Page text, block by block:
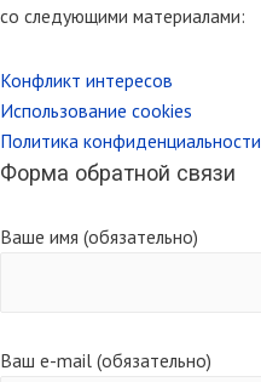
со следующими материалами:
Конфликт интересов
Использование cookies
Политика конфиденциальности
Форма обратной связи
Ваше имя (обязательно)
Ваш e-mail (обязательно)